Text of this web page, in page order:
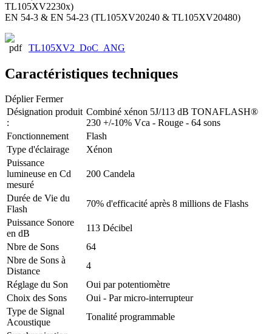
TL105XV2230x)
EN 54-3 & EN 54-23 (TL105XV20240 & TL105XV20480)
TL105XV2_DoC_ANG
Caractéristiques techniques
Déplier Fermer
Désignation produit
:
Combiné xénon 5J/113 dB TONAFLASH®
230 +/-10% Vca - Rouge - 64 sons
Fonctionnement
Flash
Type d'éclairage
Xénon
Puissance
lumineuse en Cd
mesuré
200 Candela
Durée de Vie du
Flash
70% d'efficacité après 8 millions de Flashs
Puissance Sonore
en dB
113 Décibel
Nbre de Sons
64
Nbre de Sons à
Distance
4
Réglage du Son
Oui par potentiomètre
Choix des Sons
Oui - Par micro-interrupteur
Type de Signal
Acoustique
Tonalité programmable